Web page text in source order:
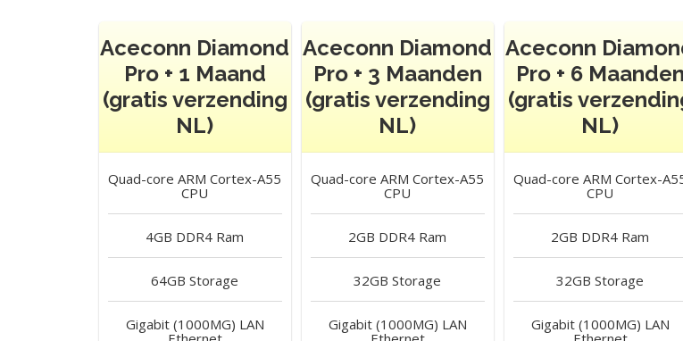
Aceconn Diamond
Pro + 1 Maand
(gratis verzending
NL)
Quad-core ARM Cortex-A55
CPU
4GB DDR4 Ram
64GB Storage
Gigabit (1000MG) LAN
Aceconn Diamond
Pro + 3 Maanden
(gratis verzending
NL)
Quad-core ARM Cortex-A55
CPU
2GB DDR4 Ram
32GB Storage
Gigabit (1000MG) LAN
Aceconn
Pro + 6 Maanden
(gratis
NL)
Quad-core ARM Cortex-
CPU
2GB DDR4 Ram
32GB Storage
Gigabit (1000MG) LAN